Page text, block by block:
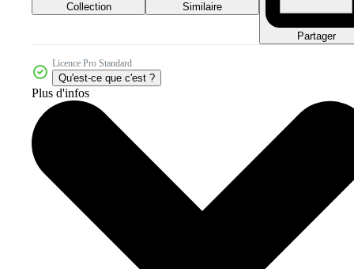
Collection Similaire
Partager
Licence Pro Standard
Qu'est-ce que c'est ?
Plus d'infos